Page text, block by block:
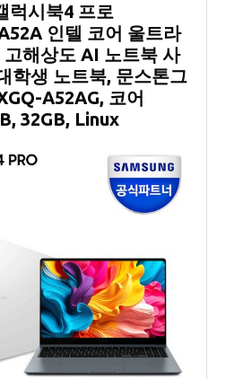
럭시북4 프로
인텔 코어 울트라
해상도 AI 노트북 사
학생 노트북, 문스톤그
A52AG, 코어
32GB, Linux